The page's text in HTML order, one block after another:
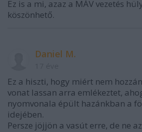
Ez is a mi, azaz a MÁV vezetés
köszönhető.
Daniel M.
Ez a hiszti, hogy miért nem
vonat lassan arra emlékeztet,
nyomvonala épült hazánkban a
idejében.
Persze jöjjön a vasút erre, de ne